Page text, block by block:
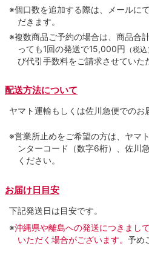
※個口数を追加する際は、メールに
だきます。
※複数商品ご予約の場合は、商品合
っても1回の発送で15,000円 （税込
び代引手数料をご請求させていた
配送方法について
ヤマト運輸もしくは佐川急便でのお
※営業所止めをご希望の方は、ヤマ
ンターコード（数字6桁）、佐川
ください。
お届け日目安
下記発送日は目安です。
※沖縄県や離島への発送につきまし
いただく場合がございます。 予め